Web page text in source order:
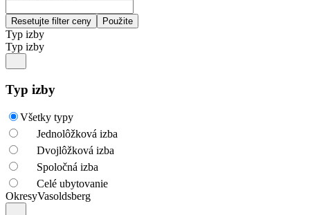
Typ izby
Typ izby
Typ izby
Všetky typy
Jednolôžková izba
Dvojlôžková izba
Spoločná izba
Celé ubytovanie
OkresyVasoldsberg